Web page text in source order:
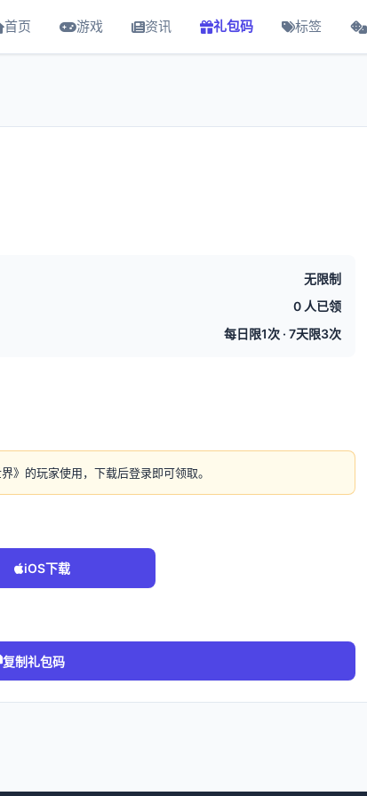
首页 游戏 资讯 礼包码 标签
无限制
0 人已领
每日限1次 · 7天限3次
》的玩家使用，下载后登录即可领取。
iOS下载
复制礼包码